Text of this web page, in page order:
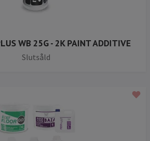
WB 25G - 2K PAINT ADDITIVE
Slutsåld